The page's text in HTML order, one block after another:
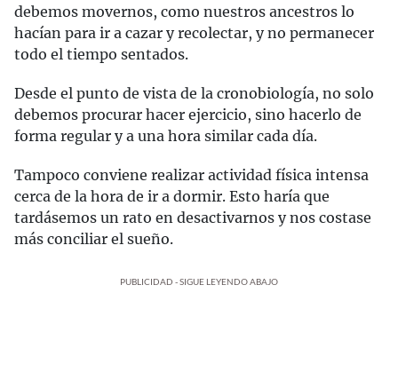
debemos movernos, como nuestros ancestros lo
hacían para ir a cazar y recolectar, y no permanecer
todo el tiempo sentados.
Desde el punto de vista de la cronobiología, no solo
debemos procurar hacer ejercicio, sino hacerlo de
forma regular y a una hora similar cada día.
Tampoco conviene realizar actividad física intensa
cerca de la hora de ir a dormir. Esto haría que
tardásemos un rato en desactivarnos y nos costase
más conciliar el sueño.
PUBLICIDAD - SIGUE LEYENDO ABAJO